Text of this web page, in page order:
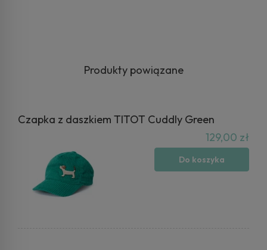
Produkty powiązane
Czapka z daszkiem TITOT Cuddly Green
129,00 zł
Do koszyka